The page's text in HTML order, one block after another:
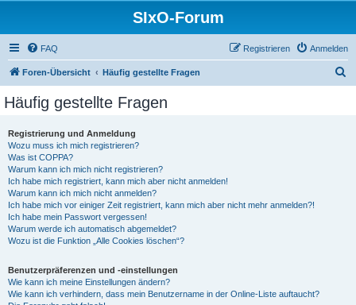
SIxO-Forum
FAQ Anmelden
Registrieren
Foren-Übersicht Häufig gestellte Fragen
Häufig gestellte Fragen
Registrierung und Anmeldung
Wozu muss ich mich registrieren?
Was ist COPPA?
Warum kann ich mich nicht registrieren?
Ich habe mich registriert, kann mich aber nicht anmelden!
Warum kann ich mich nicht anmelden?
Ich habe mich vor einiger Zeit registriert, kann mich aber nicht mehr anmelden?!
Ich habe mein Passwort vergessen!
Warum werde ich automatisch abgemeldet?
Wozu ist die Funktion „Alle Cookies löschen“?
Benutzerpräferenzen und -einstellungen
Wie kann ich meine Einstellungen ändern?
Wie kann ich verhindern, dass mein Benutzername in der Online-Liste auftaucht?